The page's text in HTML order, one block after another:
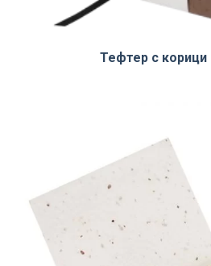
Тефтер с корици